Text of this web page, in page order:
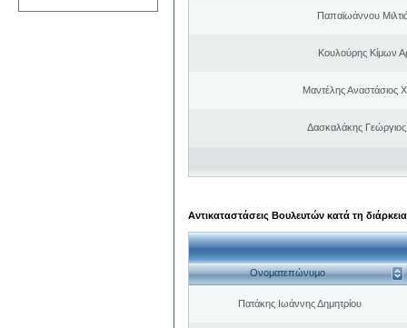
Παπαϊωάννου
Κουλούρης Κίμων
Μαντέλης Αναστάσιος
Δασκαλάκης
Αντικαταστάσεις Βουλευτών κατά τη
Ονοματεπώνυμο
Πατάκης Ιωάννης Δημητρίου